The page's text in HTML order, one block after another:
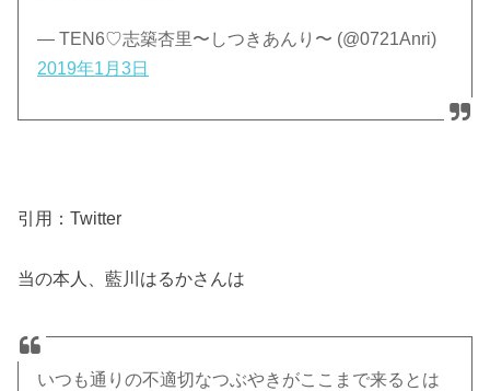
— TEN6♡志築杏里〜しつきあんり〜 (@0721Anri)
2019年1月3日
引用：Twitter
当の本人、藍川はるかさんは
いつも通りの不適切なつぶやきがここまで来るとは